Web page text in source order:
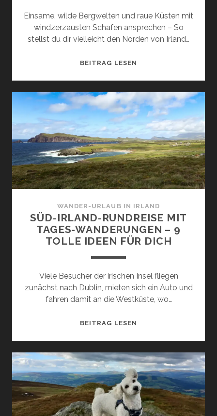
Einsame, wilde Bergwelten und raue Küsten mit
windzerzausten Schafen ansprechen – So
stellst du dir vielleicht den Norden von Irland…
BEITRAG LESEN
VON
IRLAND
TAGES-
WANDERUNGEN
–
8
TOLLE
IDEEN
DICH
WANDER-URLAUB IN IRLAND
SÜD-IRLAND-RUNDREISE MIT
TAGES-WANDERUNGEN – 9
TOLLE IDEEN FÜR DICH
Viele Besucher der irischen Insel fliegen
zunächst nach Dublin, mieten sich ein Auto und
fahren damit an die Westküste, wo…
BEITRAG LESEN
MIT
TAGES-
WANDERUNGEN
–
9